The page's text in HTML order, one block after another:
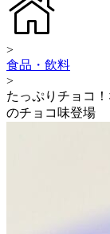
>
食品・飲料
>
たっぷりチョコ
のチョコ味登場